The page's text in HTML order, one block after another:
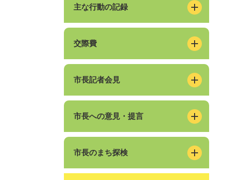
主な行動の記録
交際費
市長記者会見
市長への意見・提言
市長のまち探検